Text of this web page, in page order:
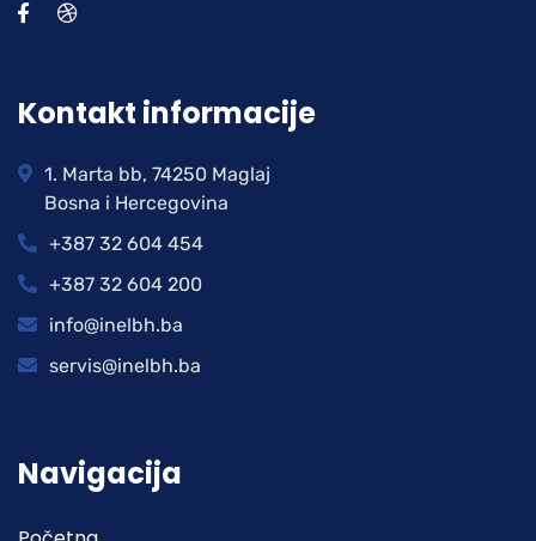
Kontakt informacije
1. Marta bb, 74250 Maglaj
Bosna i Hercegovina
+387 32 604 454
+387 32 604 200
info@inelbh.ba
servis@inelbh.ba
Navigacija